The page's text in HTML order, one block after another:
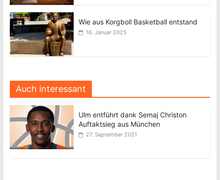
Wie aus Korgboll Basketball entstand
16. Januar 2025
Auch interessant
Ulm entführt dank Semaj Christon
Auftaktsieg aus München
27. September 2021